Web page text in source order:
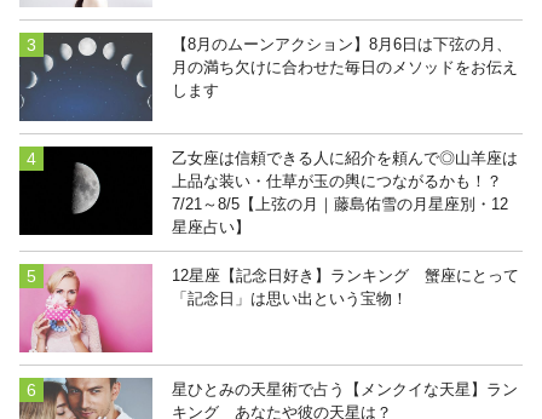
【8月のムーンアクション】8月6日は下弦の月、
月の満ち欠けに合わせた毎日のメソッドをお伝え
します
乙女座は信頼できる人に紹介を頼んで◎山羊座は
上品な装い・仕草が玉の輿につながるかも！？
7/21～8/5【上弦の月｜藤島佑雪の月星座別・12
星座占い】
12星座【記念日好き】ランキング 蟹座にとって
「記念日」は思い出という宝物！
星ひとみの天星術で占う【メンクイな天星】ラン
キング あなたや彼の天星は？